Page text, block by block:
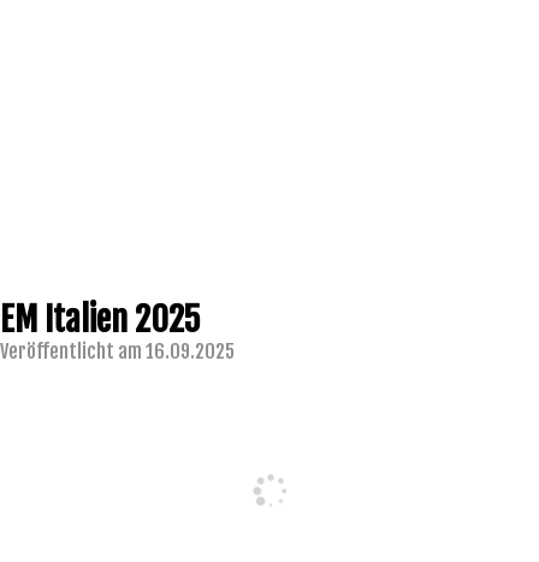
EM Italien 2025
Veröffentlicht am 16.09.2025